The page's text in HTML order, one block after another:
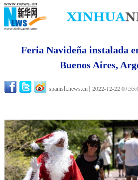
Feria Navideña instalada
Buenos Aires,
spanish.news.cn 2022-12-22